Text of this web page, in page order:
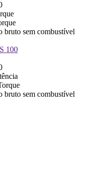
bruto sem combustível
100
bruto sem combustível